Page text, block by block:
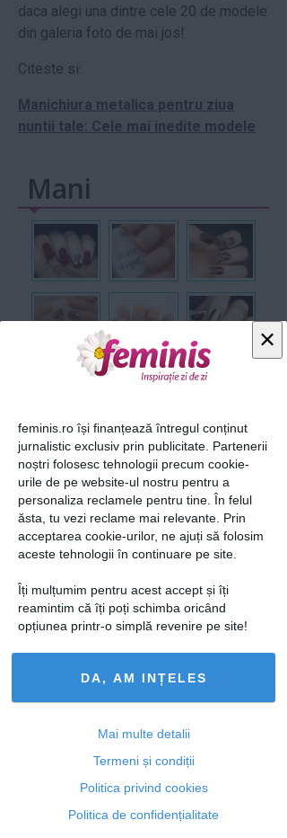
×
feminis.ro își finanțează întregul conținut
jurnalistic exclusiv prin publicitate. Partenerii
noștri folosesc tehnologii precum cookie-
urile de pe website-ul nostru pentru a
personaliza reclamele pentru tine. În felul
ăsta, tu vezi reclame mai relevante. Prin
acceptarea cookie-urilor, ne ajuți să folosim
aceste tehnologii în continuare pe site.
Îți mulțumim pentru acest accept și îți
reamintim că îți poți schimba oricând
opțiunea printr-o simplă revenire pe site!
DA, AM INȚELES
Mai multe detalii
Termeni și condiții
Politica privind cookies
Politica de confidențialitate
daca alegi una dintre cele 20 de modele
din galeria foto de mai jos!
Citeste si:
Manichiura metalica pentru ziua
nuntii tale: Cele mai inedite modele
Mani